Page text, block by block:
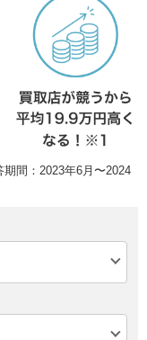
間：2023年6月〜2024